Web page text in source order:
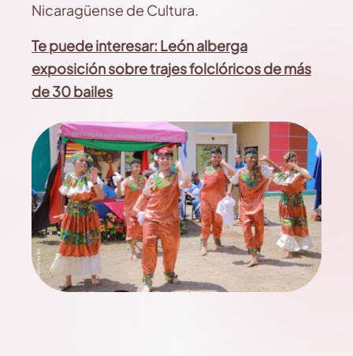
Nicaragüense de Cultura.
Te puede interesar: León alberga
exposición sobre trajes folclóricos de más
de 30 bailes